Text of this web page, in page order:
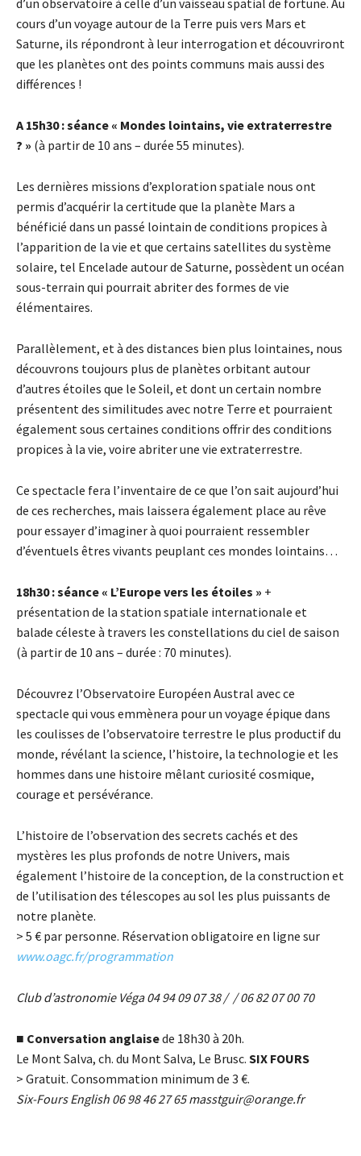
cours d’un voyage autour de la Terre puis vers Mars et
Saturne, ils répondront à leur interrogation et découvriront
que les planètes ont des points communs mais aussi des
différences !
A 15h30 : séance « Mondes lointains, vie extraterrestre
? » (à partir de 10 ans – durée 55 minutes).
Les dernières missions d’exploration spatiale nous ont
permis d’acquérir la certitude que la planète Mars a
bénéficié dans un passé lointain de conditions propices à
l’apparition de la vie et que certains satellites du système
solaire, tel Encelade autour de Saturne, possèdent un océan
sous-terrain qui pourrait abriter des formes de vie
élémentaires.
Parallèlement, et à des distances bien plus lointaines, nous
découvrons toujours plus de planètes orbitant autour
d’autres étoiles que le Soleil, et dont un certain nombre
présentent des similitudes avec notre Terre et pourraient
également sous certaines conditions offrir des conditions
propices à la vie, voire abriter une vie extraterrestre.
Ce spectacle fera l’inventaire de ce que l’on sait aujourd’hui
de ces recherches, mais laissera également place au rêve
pour essayer d’imaginer à quoi pourraient ressembler
d’éventuels êtres vivants peuplant ces mondes lointains…
18h30 : séance « L’Europe vers les étoiles » +
présentation de la station spatiale internationale et
balade céleste à travers les constellations du ciel de saison
(à partir de 10 ans – durée : 70 minutes).
Découvrez l’Observatoire Européen Austral avec ce
spectacle qui vous emmènera pour un voyage épique dans
les coulisses de l’observatoire terrestre le plus productif du
monde, révélant la science, l’histoire, la technologie et les
hommes dans une histoire mêlant curiosité cosmique,
courage et persévérance.
L’histoire de l’observation des secrets cachés et des
mystères les plus profonds de notre Univers, mais
également l’histoire de la conception, de la construction et
de l’utilisation des télescopes au sol les plus puissants de
notre planète.
> 5 € par personne. Réservation obligatoire en ligne sur
www.oagc.fr/programmation
Club d’astronomie Véga 04 94 09 07 38 / / 06 82 07 00 70
■ Conversation anglaisede 18h30 à 20h.
Le Mont Salva, ch. du Mont Salva, Le Brusc. SIX FOURS
> Gratuit. Consommation minimum de 3 €.
Six-Fours English 06 98 46 27 65masstguir@orange.fr